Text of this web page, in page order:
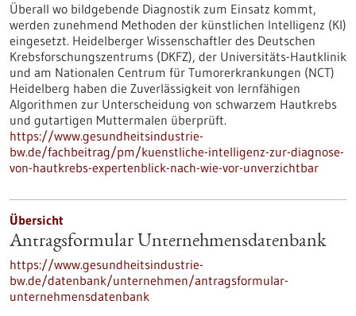
Überall wo bildgebende Diagnostik zum Einsatz kommt,
werden zunehmend Methoden der künstlichen Intelligenz (KI)
eingesetzt. Heidelberger Wissenschaftler des Deutschen
Krebsforschungszentrums (DKFZ), der Universitäts-Hautklinik
und am Nationalen Centrum für Tumorerkrankungen (NCT)
Heidelberg haben die Zuverlässigkeit von lernfähigen
Algorithmen zur Unterscheidung von schwarzem Hautkrebs
und gutartigen Muttermalen überprüft.
https://www.gesundheitsindustrie-
bw.de/fachbeitrag/pm/kuenstliche-intelligenz-zur-diagnose-
von-hautkrebs-expertenblick-nach-wie-vor-unverzichtbar
Übersicht
Antragsformular Unternehmensdatenbank
https://www.gesundheitsindustrie-
bw.de/datenbank/unternehmen/antragsformular-
unternehmensdatenbank